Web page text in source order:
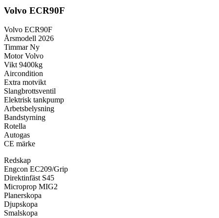
Volvo ECR90F
Volvo ECR90F
Årsmodell 2026
Timmar Ny
Motor Volvo
Vikt 9400kg
Aircondition
Extra motvikt
Slangbrottsventil
Elektrisk tankpump
Arbetsbelysning
Bandstyrning
Rotella
Autogas
CE märke
Redskap
Engcon EC209/Grip
Direktinfäst S45
Microprop MIG2
Planerskopa
Djupskopa
Smalskopa